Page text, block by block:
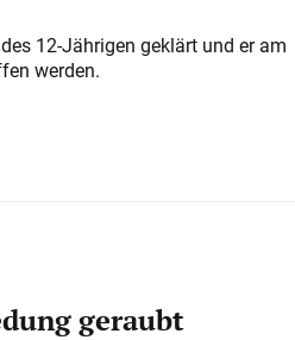
12-Jährigen geklärt und er am
werden.
geraubt